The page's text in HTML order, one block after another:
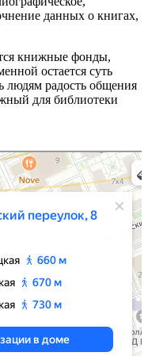
данных о книгах,
книжные фонды,
остается суть
людям радость общения
для библиотеки
метро Новокузнецкая —